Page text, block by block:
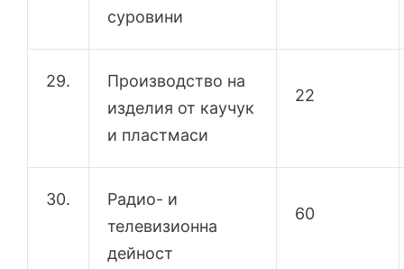
суровини
29.
Производство на
изделия от каучук
и пластмаси
22
30.
Радио- и
телевизионна
дейност
60